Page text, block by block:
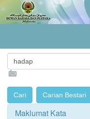
Maklumat Kata